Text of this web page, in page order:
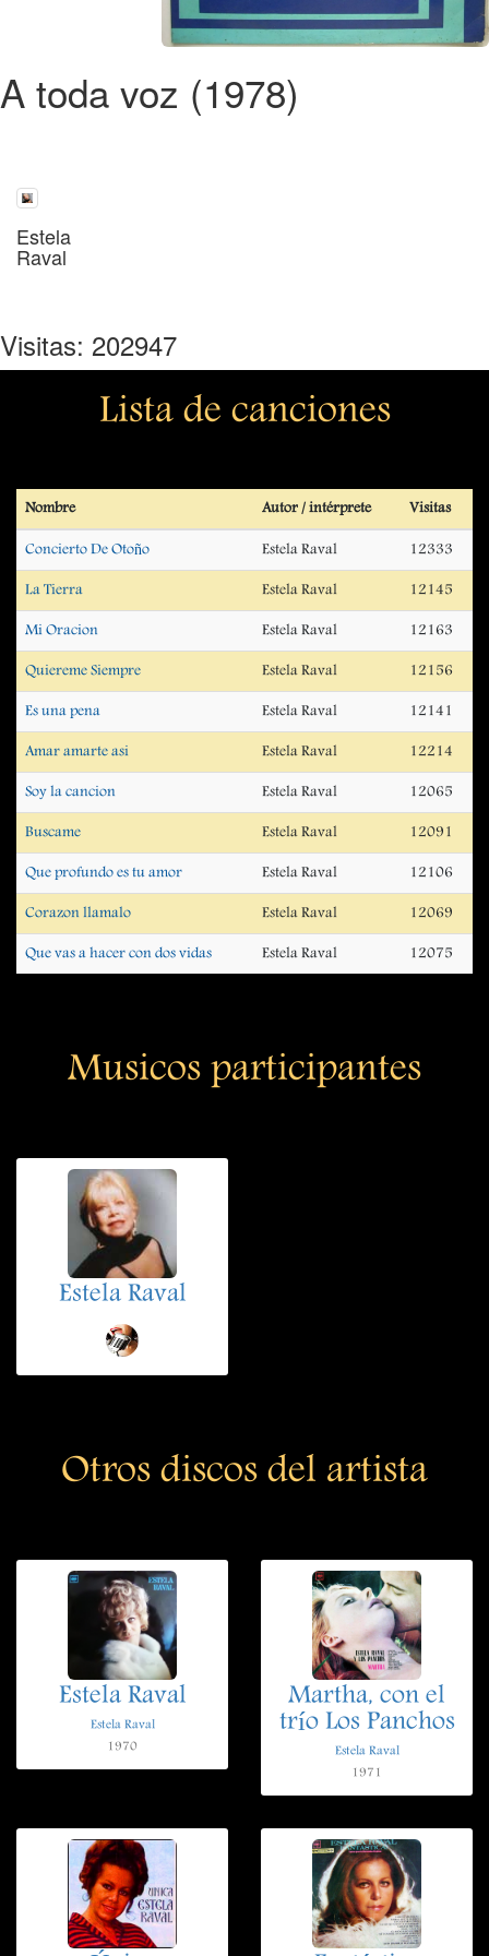
A toda voz (1978)
Estela
Raval
Visitas: 202947
Lista de canciones
Nombre Autor / intérprete Visitas
Concierto De Otoño Estela Raval 12333
La Tierra Estela Raval 12145
Mi Oracion Estela Raval 12163
Quiereme Siempre Estela Raval 12156
Es una pena Estela Raval 12141
Amar amarte asi Estela Raval 12214
Soy la cancion Estela Raval 12065
Buscame Estela Raval 12091
Que profundo es tu amor Estela Raval 12106
Corazon llamalo Estela Raval 12069
Que vas a hacer con dos vidas Estela Raval 12075
Musicos participantes
Estela Raval
Otros discos del artista
Estela Raval
Estela Raval
1970
Martha, con el
trío Los Panchos
Estela Raval
1971